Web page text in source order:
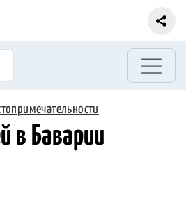
в Баварии